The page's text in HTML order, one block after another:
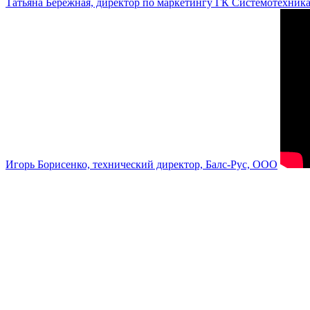
Игорь Борисенко, технический директор, Балс-Рус, ООО